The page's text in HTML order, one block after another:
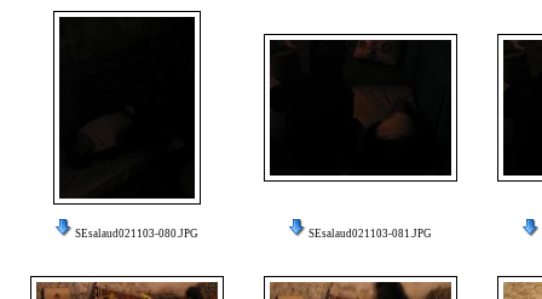
SEsalaud021103-080.JPG SEsalaud021103-081.JPG